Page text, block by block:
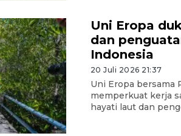
Uni Eropa
dan
Indonesia
20 Juli 2026 21:37
Uni Eropa bersama
memperkuat kerja
hayati laut dan